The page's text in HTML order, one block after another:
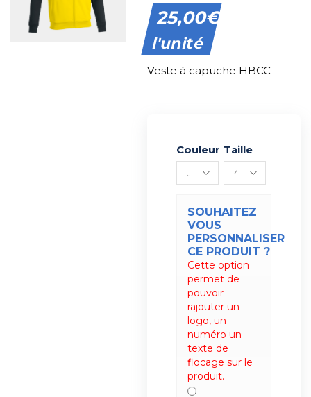
25,00€
l'unité
Veste à capuche HBCC
Couleur Taille
SOUHAITEZ
VOUS
PERSONNALISER
CE PRODUIT ?
Cette option
permet de
pouvoir
rajouter un
logo, un
numéro un
texte de
flocage sur le
produit.
Alternative: